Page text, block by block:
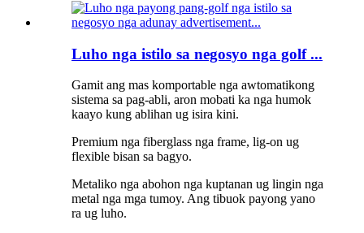
Luho nga istilo sa negosyo nga golf ...
Gamit ang mas komportable nga awtomatikong
sistema sa pag-abli, aron mobati ka nga humok
kaayo kung ablihan ug isira kini.
Premium nga fiberglass nga frame, lig-on ug
flexible bisan sa bagyo.
Metaliko nga abohon nga kuptanan ug lingin nga
metal nga mga tumoy. Ang tibuok payong yano
ra ug luho.